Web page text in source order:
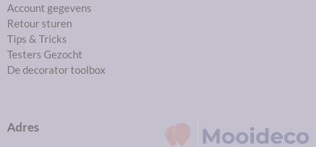
Account gegevens
Retour sturen
Tips & Tricks
Testers Gezocht
De decorator toolbox
Adres